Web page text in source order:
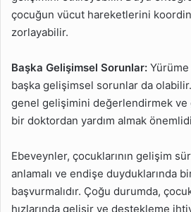
çocuğun vücut hareketlerini
zorlayabilir.
Başka Gelişimsel Sorunlar:
başka gelişimsel sorunlar da
genel gelişimini değerlendirmek ve
bir doktordan yardım almak
Ebeveynler, çocuklarının gelişim
anlamalı ve endişe duyduklarında
başvurmalıdır. Çoğu durumda,
hızlarında gelişir ve destekleme